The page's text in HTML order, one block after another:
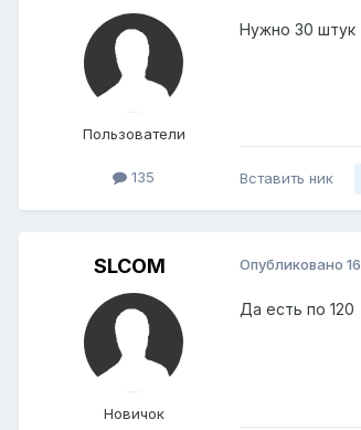
Пользователи
135
Нужно 30 штук
Вставить ник
SLCOM
Новичок
Опубликовано
Да есть по 120